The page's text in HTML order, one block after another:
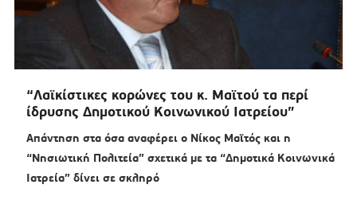
“Λαϊκίστικες κορώνες του κ. Μαϊτού τα περί
ίδρυσης Δημοτικού Κοινωνικού Ιατρείου”
Απάντηση στα όσα αναφέρει ο Νίκος Μαϊτός και η
“Νησιωτική Πολιτεία” σχετικά με τα “Δημοτικά Κοινωνικά
Ιατρεία” δίνει σε σκληρό